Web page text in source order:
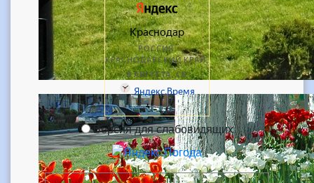
Версия для слабовидящих